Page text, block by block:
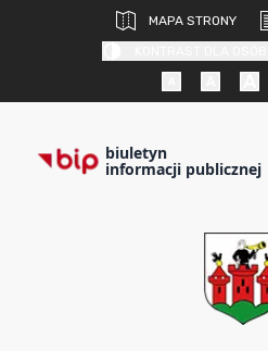
MAPA STRONY
biuletyn
informacji publicznej